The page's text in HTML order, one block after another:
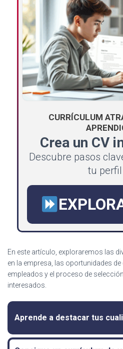
CURRÍCULUM
Crea un CV
Descubre pasos
tu perfil
En este artículo, exploraremos las
en la empresa, las oportunidades
empleados y el proceso de
interesados.
Aprende a destacar tus